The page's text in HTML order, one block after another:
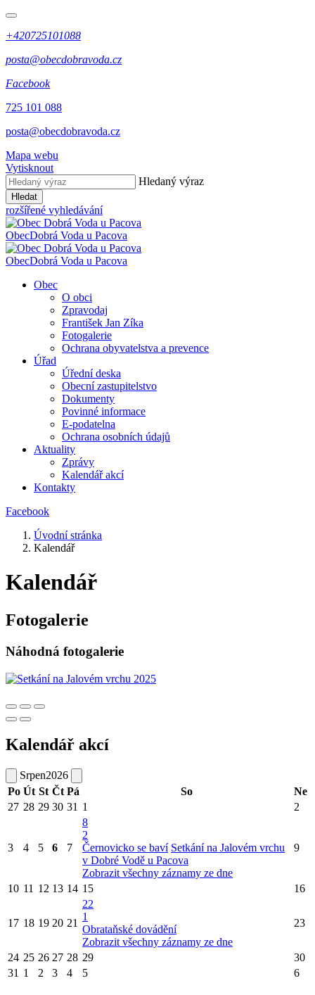
+420725101088
posta@obecdobravoda.cz
Facebook
725 101 088
posta@obecdobravoda.cz
Mapa webu
Vytisknout
Hledaný výraz
Hledat
rozšířené vyhledávání
ObecDobrá Voda u Pacova
ObecDobrá Voda u Pacova
Obec
O obci
Zpravodaj
František Jan Zíka
Fotogalerie
Ochrana obyvatelstva a prevence
Úřad
Úřední deska
Obecní zastupitelstvo
Dokumenty
Povinné informace
E-podatelna
Ochrana osobních údajů
Aktuality
Zprávy
Kalendář akcí
Kontakty
Facebook
Úvodní stránka
Kalendář
Kalendář
Fotogalerie
Náhodná fotogalerie
Kalendář akcí
Srpen2026
Po Út St Čt Pá So
Ne
27 28 29 30 31 1 2
3 4 5 6 7
8
2
Černovicko se baví Setkání na Jalovém vrchu
v Dobré Vodě u Pacova
Zobrazit všechny záznamy ze dne
9
10 11 12 13 14 15 16
17 18 19 20 21
22
1
Obrataňské dovádění
Zobrazit všechny záznamy ze dne
23
24 25 26 27 28 29
30
31 1 2 3 4 5 6